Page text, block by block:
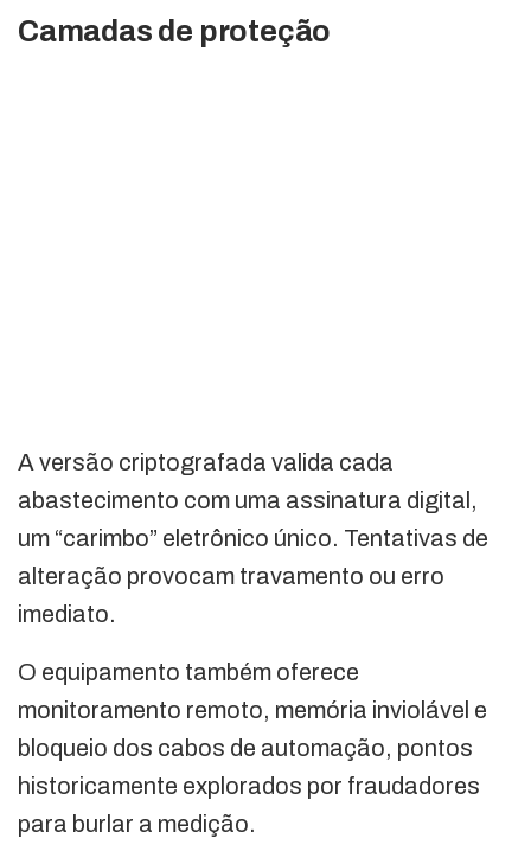
Camadas de proteção
A versão criptografada valida cada
abastecimento com uma assinatura digital,
um “carimbo” eletrônico único. Tentativas de
alteração provocam travamento ou erro
imediato.
O equipamento também oferece
monitoramento remoto, memória inviolável e
bloqueio dos cabos de automação, pontos
historicamente explorados por fraudadores
para burlar a medição.